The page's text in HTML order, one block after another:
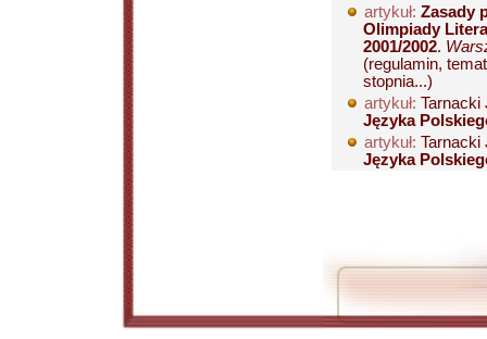
artykuł: Zasady
Olimpiady
2001/2002.
(regulamin,
stopnia...)
artykuł:
Języka
artykuł:
Języka